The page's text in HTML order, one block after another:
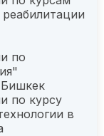
по
Бишкек
по курсу
в